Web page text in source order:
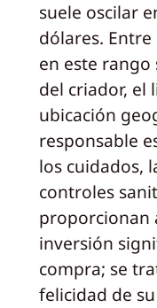
suele oscilar
dólares.
en este
del criador, el
ubicación
responsable
los cuidados,
controles
proporcionan
inversión
compra; se
felicidad de